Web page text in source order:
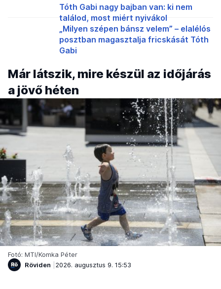
Tóth Gabi nagy bajban van: ki nem
találod, most miért nyivákol
„Milyen szépen bánsz velem” – elalélós
posztban magasztalja fricskását Tóth
Gabi
Már látszik, mire készül az időjárás
a jövő héten
Fotó: MTI/Komka Péter
Röviden
2026. augusztus 9. 15:53